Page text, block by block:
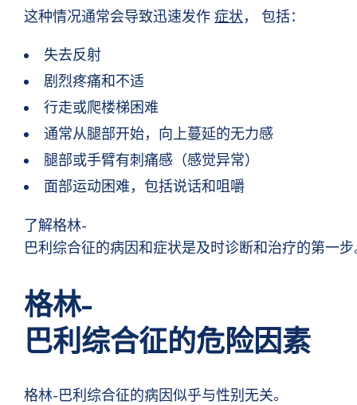
这种情况通常会导致迅速发作 症状， 包括：
失去反射
剧烈疼痛和不适
行走或爬楼梯困难
通常从腿部开始，向上蔓延的无力感
腿部或手臂有刺痛感（感觉异常）
面部运动困难，包括说话和咀嚼
了解格林-
巴利综合征的病因和症状是及时诊断和治疗的第一步
格林-
巴利综合征的危险因素
格林-巴利综合征的病因似乎与性别无关。